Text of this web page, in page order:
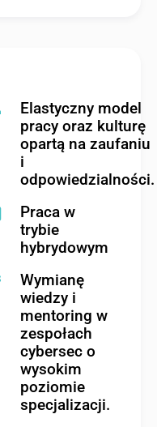
Elastyczny model
pracy oraz kulturę
opartą na zaufaniu
i
odpowiedzialności.
Praca w
trybie
hybrydowym
Wymianę
wiedzy i
mentoring w
zespołach
cybersec o
wysokim
poziomie
specjalizacji.